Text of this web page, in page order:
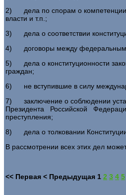
2) дела по спорам о компетенции
власти и т.п.;
3) дела о соответствии
4) договоры между федеральным
5) дела о конституционности
граждан;
6) не вступившие в силу
7) заключение о соблюдении
Президента Российской
преступления;
8) дела о толковании
В рассмотрении всех этих дел
<< Первая < Предыдущая 1 2 3 4 5